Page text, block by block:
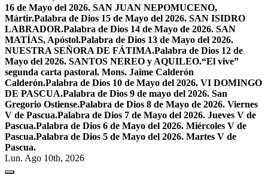
16 de Mayo del 2026. SAN JUAN NEPOMUCENO,
Mártir.Palabra de Dios 15 de Mayo del 2026. SAN ISIDRO
LABRADOR.Palabra de Dios 14 de Mayo de 2026. SAN
MATÍAS, Apóstol.Palabra de Dios 13 de Mayo del 2026.
NUESTRA SEÑORA DE FÁTIMA.Palabra de Dios 12 de
Mayo del 2026. SANTOS NEREO y AQUILEO.“El vive”
segunda carta pastoral. Mons. Jaime Calderón
Calderón.Palabra de Dios 10 de Mayo del 2026. VI DOMINGO
DE PASCUA.Palabra de Dios 9 de mayo del 2026. San
Gregorio Ostiense.Palabra de Dios 8 de Mayo de 2026. Viernes
V de Pascua.Palabra de Dios 7 de Mayo del 2026. Jueves V de
Pascua.Palabra de Dios 6 de Mayo del 2026. Miércoles V de
Pascua.Palabra de Dios 5 de Mayo del 2026. Martes V de
Pascua.
Lun. Ago 10th, 2026